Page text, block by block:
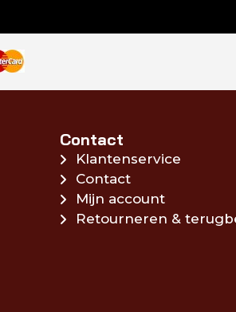
Contact
Klantenservice
Contact
Mijn account
Retourneren &